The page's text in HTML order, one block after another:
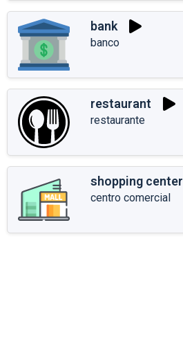
bank
banco
restaurant
restaurante
shopping center
centro comercial